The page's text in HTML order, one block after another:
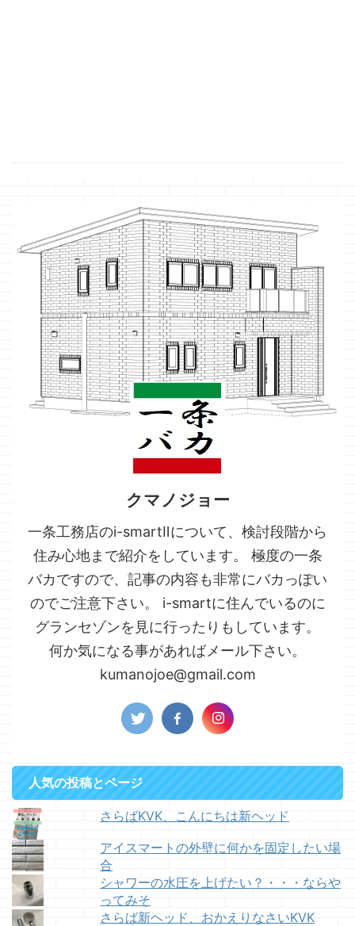
クマノジョー
一条工務店のi-smartⅡについて、検討段階から
住み心地まで紹介をしています。 極度の一条
バカですので、記事の内容も非常にバカっぽい
のでご注意下さい。 i-smartに住んでいるのに
グランセゾンを見に行ったりもしています。
何か気になる事があればメール下さい。
kumanojoe@gmail.com
人気の投稿とページ
さらばKVK、こんにちは新ヘッド
アイスマートの外壁に何かを固定したい場
合
シャワーの水圧を上げたい？・・・ならや
ってみそ
さらば新ヘッド、おかえりなさいKVK